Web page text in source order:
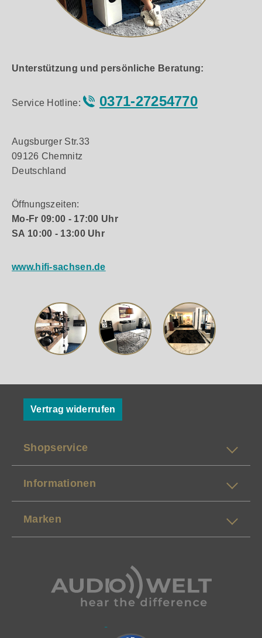
Unterstützung und persönliche Beratung:
Service Hotline: 0371-27254770
Augsburger Str.33
09126 Chemnitz
Deutschland
Öffnungszeiten:
Mo-Fr 09:00 - 17:00 Uhr
SA 10:00 - 13:00 Uhr
www.hifi-sachsen.de
Vertrag widerrufen
Shopservice
Informationen
Marken